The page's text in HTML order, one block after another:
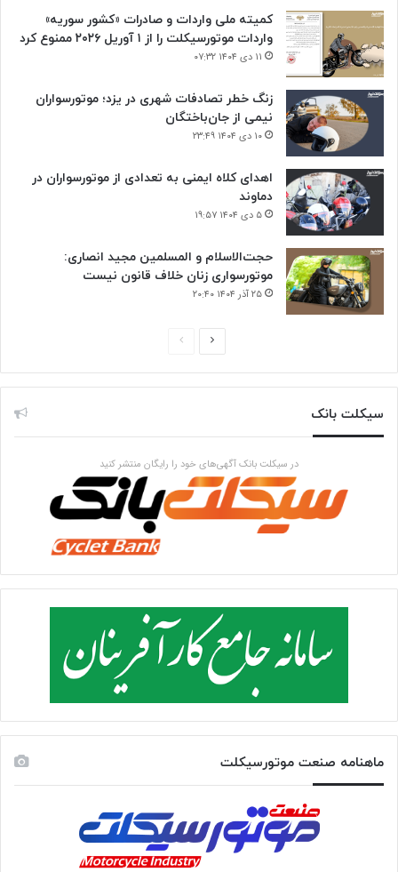
کمیته ملی واردات و صادرات «کشور سوریه»
واردات موتورسیکلت را از ۱ آوریل ۲۰۲۶ ممنوع کرد
۱۱ دی ۱۴۰۴ ۰۷:۳۲
زنگ خطر تصادفات شهری در یزد؛ موتورسواران
نیمی از جان‌باختگان
۱۰ دی ۱۴۰۴ ۲۳:۴۹
اهدای کلاه ایمنی به تعدادی از موتورسواران در
دماوند
۵ دی ۱۴۰۴ ۱۹:۵۷
حجت‌الاسلام و المسلمین مجید انصاری:
موتورسواری زنان خلاف قانون نیست
۲۵ آذر ۱۴۰۴ ۲۰:۴۰
صفحه
صفحه
سیکلت بانک
در سیکلت بانک آگهی‌های خود را رایگان منتشر کنید
ماهنامه صنعت موتورسیکلت